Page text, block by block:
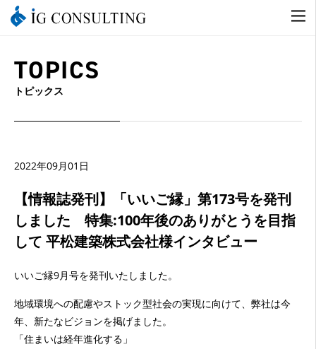
TOPICS
トピックス
2022年09月01日
【情報誌発刊】「いいご縁」第173号を発刊
しました 特集:100年後のありがとうを目指
して 平松建築株式会社様インタビュー
いいご縁9月号を発刊いたしました。
地域環境への配慮やストック型社会の実現に向けて、弊社は今
年、新たなビジョンを掲げました。
「住まいは経年進化する」